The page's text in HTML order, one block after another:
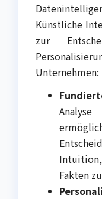
Künstliche
zur
Unternehmen:
Fakten